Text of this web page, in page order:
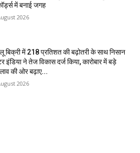
में बनाई जगह
2026
बिक्री में 218 प्रतिशत की बढ़ोतरी के साथ निसान
इंडिया ने तेज विकास दर्ज किया, कारोबार में बड़े
की ओर बढ़ाए...
2026